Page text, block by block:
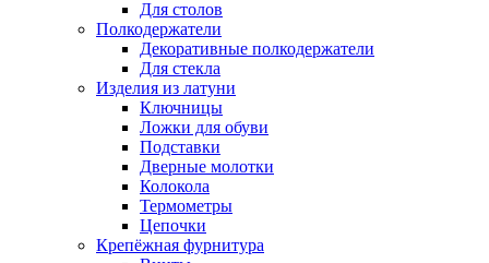
Для столов
Полкодержатели
Декоративные полкодержатели
Для стекла
Изделия из латуни
Ключницы
Ложки для обуви
Подставки
Дверные молотки
Колокола
Термометры
Цепочки
Крепёжная фурнитура